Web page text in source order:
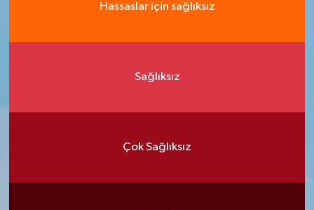
Hassaslar için sağlıksız
Sağlıksız
Çok Sağlıksız